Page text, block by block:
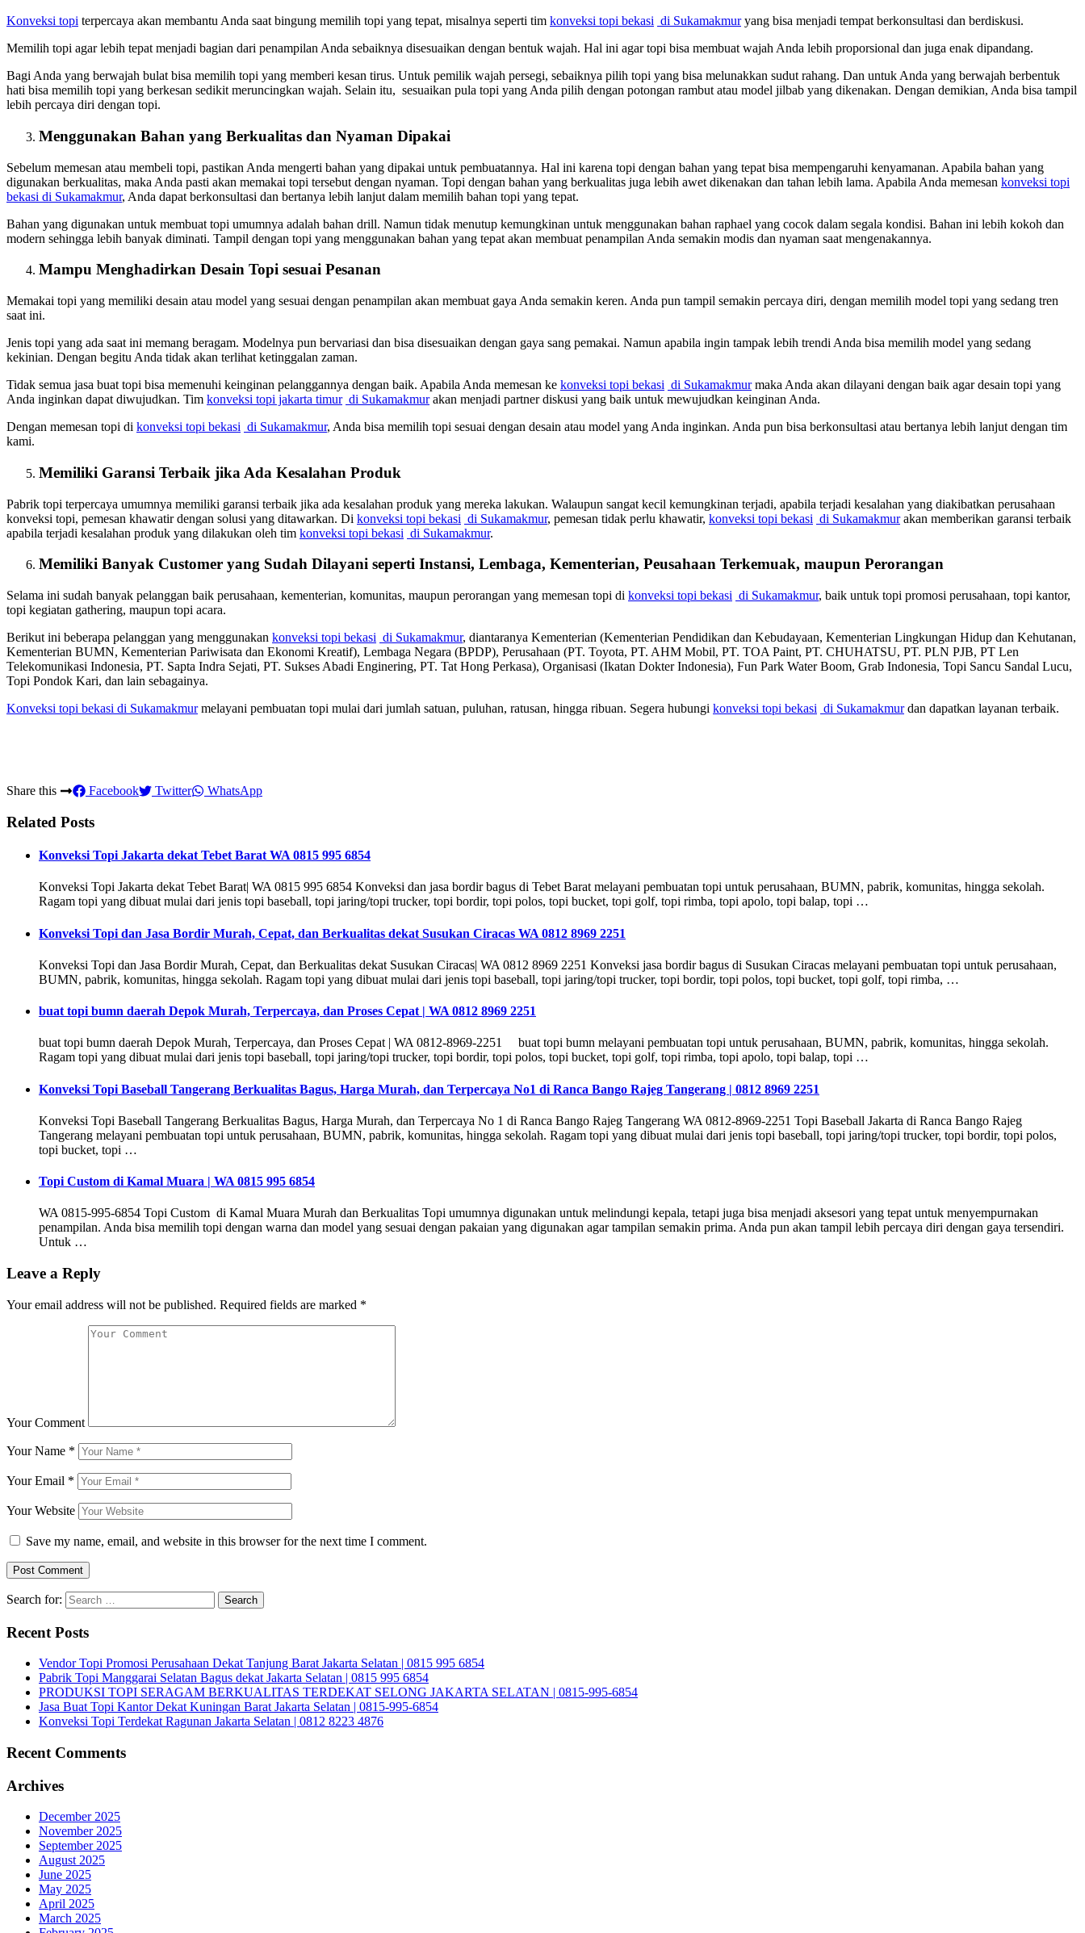
Konveksi topi terpercaya akan membantu Anda saat bingung memilih topi yang tepat, misalnya seperti tim konveksi topi bekasi di Sukamakmuryang bisa menjadi tempat berkonsultasi dan berdiskusi.
Memilih topi agar lebih tepat menjadi bagian dari penampilan Anda sebaiknya disesuaikan dengan bentuk wajah. Hal ini agar topi bisa membuat wajah Anda lebih proporsional dan juga enak dipandang.
Bagi Anda yang berwajah bulat bisa memilih topi yang memberi kesan tirus. Untuk pemilik wajah persegi, sebaiknya pilih topi yang bisa melunakkan sudut rahang. Dan untuk Anda yang berwajah berbentuk
hati bisa memilih topi yang berkesan sedikit meruncingkan wajah. Selain itu, sesuaikan pula topi yang Anda pilih dengan potongan rambut atau model jilbab yang dikenakan. Dengan demikian, Anda bisa tampil
lebih percaya diri dengan topi.
Menggunakan Bahan yang Berkualitas dan Nyaman Dipakai
Sebelum memesan atau membeli topi, pastikan Anda mengerti bahan yang dipakai untuk pembuatannya. Hal ini karena topi dengan bahan yang tepat bisa mempengaruhi kenyamanan. Apabila bahan yang
digunakan berkualitas, maka Anda pasti akan memakai topi tersebut dengan nyaman. Topi dengan bahan yang berkualitas juga lebih awet dikenakan dan tahan lebih lama. Apabila Anda memesan konveksi topi
bekasi di Sukamakmur, Anda dapat berkonsultasi dan bertanya lebih lanjut dalam memilih bahan topi yang tepat.
Bahan yang digunakan untuk membuat topi umumnya adalah bahan drill. Namun tidak menutup kemungkinan untuk menggunakan bahan raphael yang cocok dalam segala kondisi. Bahan ini lebih kokoh dan
modern sehingga lebih banyak diminati. Tampil dengan topi yang menggunakan bahan yang tepat akan membuat penampilan Anda semakin modis dan nyaman saat mengenakannya.
Mampu Menghadirkan Desain Topi sesuai Pesanan
Memakai topi yang memiliki desain atau model yang sesuai dengan penampilan akan membuat gaya Anda semakin keren. Anda pun tampil semakin percaya diri, dengan memilih model topi yang sedang tren
saat ini.
Jenis topi yang ada saat ini memang beragam. Modelnya pun bervariasi dan bisa disesuaikan dengan gaya sang pemakai. Namun apabila ingin tampak lebih trendi Anda bisa memilih model yang sedang
kekinian. Dengan begitu Anda tidak akan terlihat ketinggalan zaman.
Tidak semua jasa buat topi bisa memenuhi keinginan pelanggannya dengan baik. Apabila Anda memesan ke konveksi topi bekasi di Sukamakmurmaka Anda akan dilayani dengan baik agar desain topi yang
Anda inginkan dapat diwujudkan. Tim konveksi topi jakarta timur di Sukamakmurakan menjadi partner diskusi yang baik untuk mewujudkan keinginan Anda.
Dengan memesan topi di konveksi topi bekasi di Sukamakmur, Anda bisa memilih topi sesuai dengan desain atau model yang Anda inginkan. Anda pun bisa berkonsultasi atau bertanya lebih lanjut dengan tim
kami.
Memiliki Garansi Terbaik jika Ada Kesalahan Produk
Pabrik topi terpercaya umumnya memiliki garansi terbaik jika ada kesalahan produk yang mereka lakukan. Walaupun sangat kecil kemungkinan terjadi, apabila terjadi kesalahan yang diakibatkan perusahaan
konveksi topi, pemesan khawatir dengan solusi yang ditawarkan. Di konveksi topi bekasi di Sukamakmur, pemesan tidak perlu khawatir, konveksi topi bekasi di Sukamakmurakan memberikan garansi terbaik
apabila terjadi kesalahan produk yang dilakukan oleh tim konveksi topi bekasi di Sukamakmur.
Memiliki Banyak Customer yang Sudah Dilayani seperti Instansi, Lembaga, Kementerian, Peusahaan Terkemuak, maupun Perorangan
Selama ini sudah banyak pelanggan baik perusahaan, kementerian, komunitas, maupun perorangan yang memesan topi di konveksi topi bekasi di Sukamakmur, baik untuk topi promosi perusahaan, topi kantor,
topi kegiatan gathering, maupun topi acara.
Berikut ini beberapa pelanggan yang menggunakan konveksi topi bekasi di Sukamakmur, diantaranya Kementerian (Kementerian Pendidikan dan Kebudayaan, Kementerian Lingkungan Hidup dan Kehutanan,
Kementerian BUMN, Kementerian Pariwisata dan Ekonomi Kreatif), Lembaga Negara (BPDP), Perusahaan (PT. Toyota, PT. AHM Mobil, PT. TOA Paint, PT. CHUHATSU, PT. PLN PJB, PT Len
Telekomunikasi Indonesia, PT. Sapta Indra Sejati, PT. Sukses Abadi Enginering, PT. Tat Hong Perkasa), Organisasi (Ikatan Dokter Indonesia), Fun Park Water Boom, Grab Indonesia, Topi Sancu Sandal Lucu,
Topi Pondok Kari, dan lain sebagainya.
Konveksi topi bekasi di Sukamakmurmelayani pembuatan topi mulai dari jumlah satuan, puluhan, ratusan, hingga ribuan. Segera hubungi konveksi topi bekasi di Sukamakmurdan dapatkan layanan terbaik.
Share this Facebook Twitter WhatsApp
Related Posts
Konveksi Topi Jakarta dekat Tebet Barat WA 0815 995 6854
Konveksi Topi Jakarta dekat Tebet Barat| WA 0815 995 6854 Konveksi dan jasa bordir bagus di Tebet Barat melayani pembuatan topi untuk perusahaan, BUMN, pabrik, komunitas, hingga sekolah.
Ragam topi yang dibuat mulai dari jenis topi baseball, topi jaring/topi trucker, topi bordir, topi polos, topi bucket, topi golf, topi rimba, topi apolo, topi balap, topi …
Konveksi Topi dan Jasa Bordir Murah, Cepat, dan Berkualitas dekat Susukan Ciracas WA 0812 8969 2251
Konveksi Topi dan Jasa Bordir Murah, Cepat, dan Berkualitas dekat Susukan Ciracas| WA 0812 8969 2251 Konveksi jasa bordir bagus di Susukan Ciracas melayani pembuatan topi untuk perusahaan,
BUMN, pabrik, komunitas, hingga sekolah. Ragam topi yang dibuat mulai dari jenis topi baseball, topi jaring/topi trucker, topi bordir, topi polos, topi bucket, topi golf, topi rimba, …
buat topi bumn daerah Depok Murah, Terpercaya, dan Proses Cepat | WA 0812 8969 2251
buat topi bumn daerah Depok Murah, Terpercaya, dan Proses Cepat | WA 0812-8969-2251 buat topi bumn melayani pembuatan topi untuk perusahaan, BUMN, pabrik, komunitas, hingga sekolah.
Ragam topi yang dibuat mulai dari jenis topi baseball, topi jaring/topi trucker, topi bordir, topi polos, topi bucket, topi golf, topi rimba, topi apolo, topi balap, topi …
Konveksi Topi Baseball Tangerang Berkualitas Bagus, Harga Murah, dan Terpercaya No1 di Ranca Bango Rajeg Tangerang | 0812 8969 2251
Konveksi Topi Baseball Tangerang Berkualitas Bagus, Harga Murah, dan Terpercaya No 1 di Ranca Bango Rajeg Tangerang WA 0812-8969-2251 Topi Baseball Jakarta di Ranca Bango Rajeg
Tangerang melayani pembuatan topi untuk perusahaan, BUMN, pabrik, komunitas, hingga sekolah. Ragam topi yang dibuat mulai dari jenis topi baseball, topi jaring/topi trucker, topi bordir, topi polos,
topi bucket, topi …
Topi Custom di Kamal Muara | WA 0815 995 6854
WA 0815-995-6854 Topi Custom di Kamal Muara Murah dan Berkualitas Topi umumnya digunakan untuk melindungi kepala, tetapi juga bisa menjadi aksesori yang tepat untuk menyempurnakan
penampilan. Anda bisa memilih topi dengan warna dan model yang sesuai dengan pakaian yang digunakan agar tampilan semakin prima. Anda pun akan tampil lebih percaya diri dengan gaya tersendiri.
Untuk …
Leave a Reply
Your email address will not be published. Required fields are marked *
Your Comment
Your Name *
Your Email *
Your Website
Save my name, email, and website in this browser for the next time I comment.
Search for:
Recent Posts
Vendor Topi Promosi Perusahaan Dekat Tanjung Barat Jakarta Selatan | 0815 995 6854
Pabrik Topi Manggarai Selatan Bagus dekat Jakarta Selatan | 0815 995 6854
PRODUKSI TOPI SERAGAM BERKUALITAS TERDEKAT SELONG JAKARTA SELATAN | 0815-995-6854
Jasa Buat Topi Kantor Dekat Kuningan Barat Jakarta Selatan | 0815-995-6854
Konveksi Topi Terdekat Ragunan Jakarta Selatan | 0812 8223 4876
Recent Comments
Archives
December 2025
November 2025
September 2025
August 2025
June 2025
May 2025
April 2025
March 2025